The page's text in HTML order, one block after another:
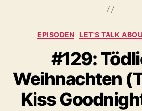
EPISODEN LET'S TALK
#129:
Weihnachten
Kiss